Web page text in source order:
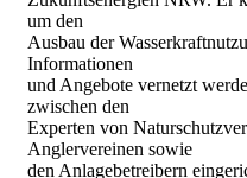
um den
Ausbau der
Informationen
und Angebote vernetzt
zwischen den
Experten von
Anglervereinen sowie
den Anlagebetreibern